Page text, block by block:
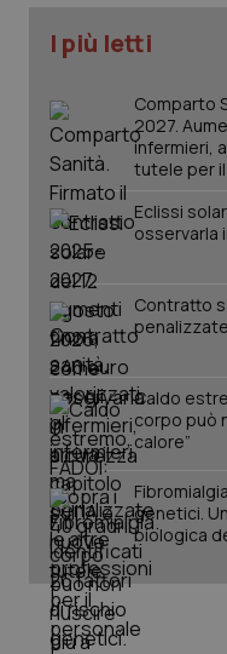
Salute orale &
Sangue &
Tiroide
Tumore al seno
Tumore ovarico
Tumori del
Tumori
Ulcera &
Vaccini
I più letti
Comparto
2027.
infermieri,
tutele per
Eclissi
osservarla
Contratto
Caldo
corpo può
calore”
genetici.
biologica
tracking-sites-
tracking-enable